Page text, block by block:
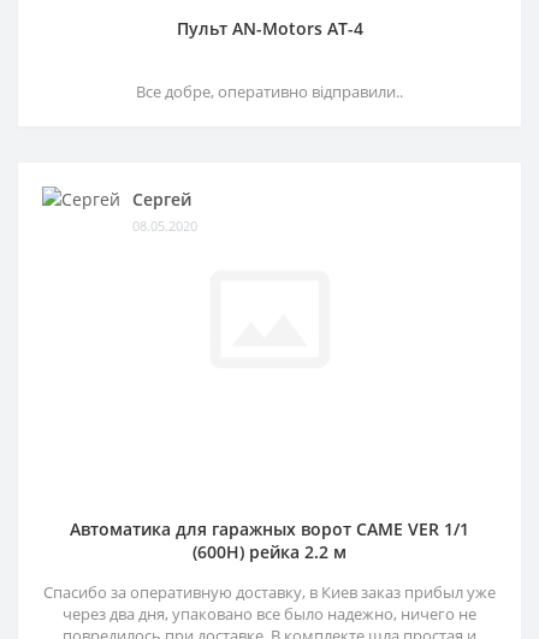
Пульт AN-Motors AT-4
Все добре, оперативно відправили..
Сергей
08.05.2020
Автоматика для гаражных ворот CAME VER 1/1
(600H) рейка 2.2 м
Спасибо за оперативную доставку, в Киев заказ прибыл уже
через два дня, упаковано все было надежно, ничего не